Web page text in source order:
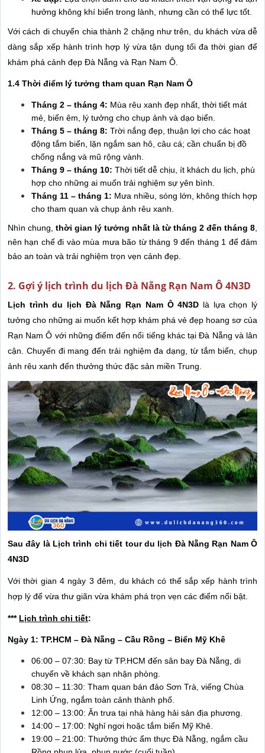
hưởng không khí biển trong lành, nhưng cần có thể lực tốt.
Với cách di chuyển chia thành 2 chặng như trên, du khách vừa dễ
dàng sắp xếp hành trình hợp lý vừa tận dụng tối đa thời gian để
khám phá cảnh đẹp Đà Nẵng và Rạn Nam Ô.
1.4 Thời điểm lý tưởng tham quan Rạn Nam Ô
Tháng 2 – tháng 4: Mùa rêu xanh đẹp nhất, thời tiết mát
mẻ, biển êm, lý tưởng cho chụp ảnh và dạo biển.
Tháng 5 – tháng 8: Trời nắng đẹp, thuận lợi cho các hoạt
động tắm biển, lặn ngắm san hô, câu cá; cần chuẩn bị đồ
chống nắng và mũ rộng vành.
Tháng 9 – tháng 10: Thời tiết dễ chịu, ít khách du lịch, phù
hợp cho những ai muốn trải nghiệm sự yên bình.
Tháng 11 – tháng 1: Mưa nhiều, sóng lớn, không thích hợp
cho tham quan và chụp ảnh rêu xanh.
Nhìn chung, thời gian lý tưởng nhất là từ tháng 2 đến tháng 8
nên hạn chế đi vào mùa mưa bão từ tháng 9 đến tháng 1 để đảm
bảo an toàn và trải nghiệm trọn vẹn cảnh đẹp.
2. Gợi ý lịch trình du lịch Đà Nẵng Rạn Nam Ô 4N3D
Lịch trình du lịch Đà Nẵng Rạn Nam Ô 4N3D là lựa chọn lý
tưởng cho những ai muốn kết hợp khám phá vẻ đẹp hoang sơ của
Rạn Nam Ô với những điểm đến nổi tiếng khác tại Đà Nẵng và lân
cận. Chuyến đi mang đến trải nghiệm đa dạng, từ tắm biển, chụp
ảnh rêu xanh đến thưởng thức đặc sản miền Trung.
Sau đây là Lịch trình chi tiết tour du lịch Đà Nẵng Rạn Nam Ô
4N3D
Với thời gian 4 ngày 3 đêm, du khách có thể sắp xếp hành trình
hợp lý để vừa thư giãn vừa khám phá trọn vẹn các điểm nổi bật.
*** Lịch trình chi tiết:
Ngày 1: TP.HCM – Đà Nẵng – Cầu Rồng – Biển Mỹ Khê
06:00 – 07:30: Bay từ TP.HCM đến sân bay Đà Nẵng, di
chuyển về khách sạn nhận phòng.
08:30 – 11:30: Tham quan bán đảo Sơn Trà, viếng Chùa
Linh Ứng, ngắm toàn cảnh thành phố.
12:00 – 13:00: Ăn trưa tại nhà hàng hải sản địa phương.
14:00 – 17:00: Nghỉ ngơi hoặc tắm biển Mỹ Khê.
19:00 – 21:00: Thưởng thức ẩm thực Đà Nẵng, ngắm cầu